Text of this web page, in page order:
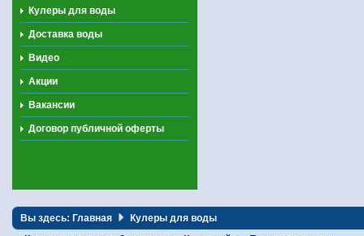
Кулеры для воды
Доставка воды
Видео
Акции
Вакансии
Договор публичной оферты
Вы здесь: Главная
Кулеры для воды